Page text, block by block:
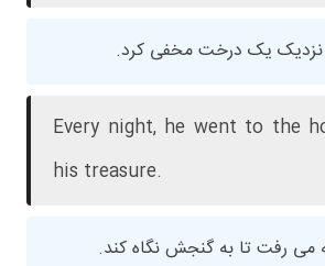
نزدیک یک درخت مخفی کرد.
Every night, he went to the
his treasure.
می رفت تا به گنجش نگاه کند.